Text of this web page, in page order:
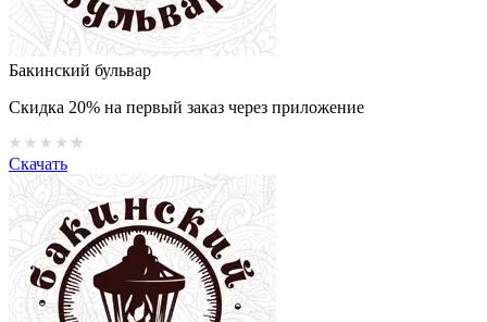
Бакинский бульвар
Скидка 20% на первый заказ через приложение
Скачать